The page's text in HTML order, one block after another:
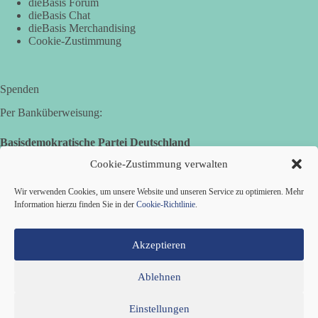
Cookie-Zustimmung verwalten
Wir verwenden Cookies, um unsere Website und unseren Service zu optimieren. Mehr
Information hierzu finden Sie in der Cookie-Richtlinie.
Akzeptieren
Ablehnen
Einstellungen
Hier ein Auszug aus der Rede von der
Bundestagsabgeordneten Sevim Dağdelen (BSW).
Revanchismus!“
👉 Hier geht es zum vollständigen Video:
si=2b_C6GgNY9EB-rXw
❤️ Wir freuen uns über deine Unterstützung:
#russandistnichtunserFeind
dieBasis Forum
dieBasis Chat
dieBasis Merchandising
Cookie-Zustimmung
Spenden
Per Banküberweisung:
Basisdemokratische Partei Deutschland
IBAN: DE16 6539 0120 0434 1370 06
BIC: GENODES1EBI
Kontakt
Cookie-Richtlinie (EU)